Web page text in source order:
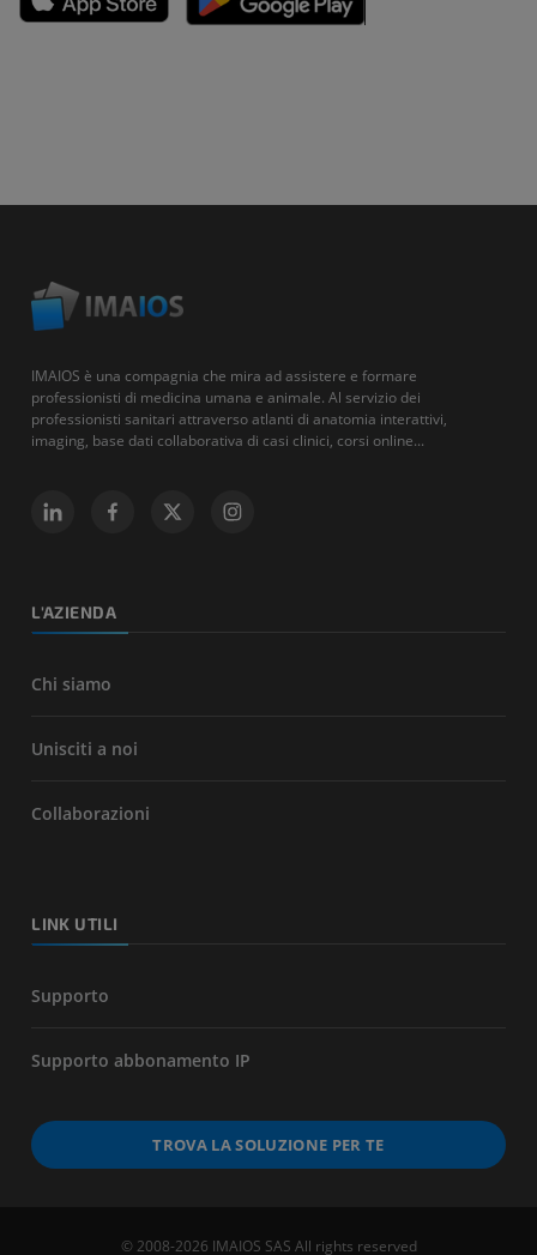
IMAIOS è una compagnia che mira ad assistere e formare
professionisti di medicina umana e animale. Al servizio dei
professionisti sanitari attraverso atlanti di anatomia interattivi,
imaging, base dati collaborativa di casi clinici, corsi online...
L'AZIENDA
Chi siamo
Unisciti a noi
Collaborazioni
LINK UTILI
Supporto
Supporto abbonamento IP
TROVA LA SOLUZIONE PER TE
© 2008-2026 IMAIOS SAS All rights reserved